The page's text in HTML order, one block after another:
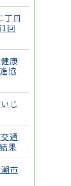
丁目
回
康
協
じ
通
果
市